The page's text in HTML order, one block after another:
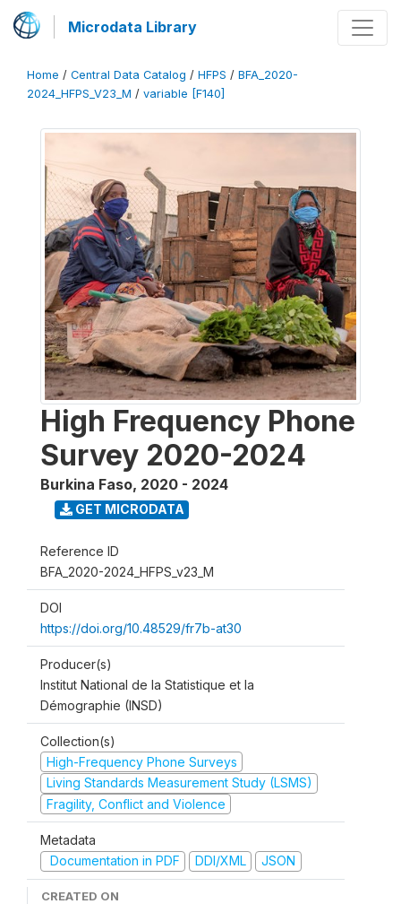
Microdata Library
Home / Central Data Catalog / HFPS / BFA_2020-
2024_HFPS_V23_M / variable [F140]
High Frequency Phone
Survey 2020-2024
Burkina Faso, 2020 - 2024
GET MICRODATA
Reference ID
BFA_2020-2024_HFPS_v23_M
DOI
https://doi.org/10.48529/fr7b-at30
Producer(s)
Institut National de la Statistique et la
Démographie (INSD)
Collection(s)
High-Frequency Phone Surveys
Living Standards Measurement Study (LSMS)
Fragility, Conflict and Violence
Metadata
Documentation in PDF
DDI/XML JSON
CREATED ON